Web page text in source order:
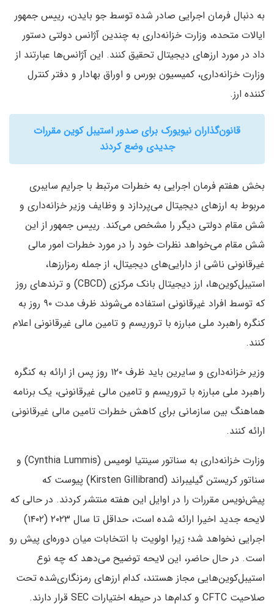
به دنبال فرمان اجرایی صادر شده توسط جو بایدن، رییس جمهور
ایالات متحده، وزارت خزانه‌داری به چندین آژانس دولتی دستور
داد در مورد ارزهای دیجیتال تحقیق کنند. این آژانس‌ها عبارتند از
وزارت خزانه‌داری، کمیسیون بورس و اوراق بهادار و دفتر کنترل
کننده ارز.
قانون‌گذاران نیویورک برای صدور استیبل کوین مقررات
جدیدی وضع کردند
بخش هفتم فرمان اجرایی به خطرات مرتبط با جرایم سایبری
مربوط به ارزهای دیجیتال می‌پردازد و وظایف وزیر خزانه‌داری و
شش مقام دولتی دیگر را مشخص می‌کند. رییس جمهور از این
شش مقام می‌خواهد نظرات خود را در مورد خطرات امور مالی
غیرقانونی ناشی از دارایی‌های دیجیتال، از جمله رمزارزها،
استیبل‌کوین‌ها، ارز دیجیتال بانک مرکزی (CBCD) و ترندهای روز
که توسط افراد غیرقانونی استفاده می‌شوند ظرف مدت ۹۰ روز به
کنگره راهبرد ملی مبارزه با تروریسم و ​​تامین مالی غیرقانونی اعلام
کنند.
وزیر خزانه‌داری و سایرین باید ظرف ۱۲۰ روز پس از ارائه به کنگره
راهبرد ملی مبارزه با تروریسم و ​​تامین مالی غیرقانونی، یک برنامه
هماهنگ بین سازمانی برای کاهش خطرات تامین مالی غیرقانونی
ارائه کنند.
وزارت خزانه‌داری به سناتور سینتیا لومیس (Cynthia Lummis) و
سناتور کریستن گیلیبراند (Kirsten Gillibrand) پیوست که
پیش‌نویس مقررات را در اوایل این هفته منتشر کردند. در حالی که
لایحه جدید اخیرا ارائه شده است، حداقل تا سال ۲۰۲۳ (۱۴۰۲)
اجرایی نخواهد شد؛ زیرا اولویت با انتخابات میان دوره‌ای پیش رو
است. در حال حاضر، این لایحه توضیح می‌دهد که چه نوع
استیبل‌کوین‌هایی مجاز هستند، کدام ارزهای رمزنگاری‌شده تحت
صلاحیت CFTC و کدام‌ها در حیطه اختیارات SEC قرار دارند.